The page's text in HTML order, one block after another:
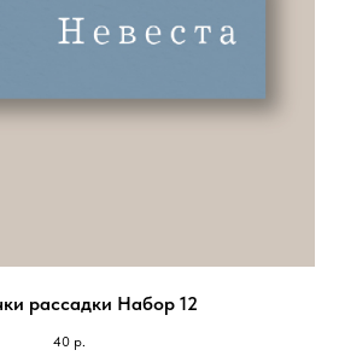
рассадки Набор 12
40 р.